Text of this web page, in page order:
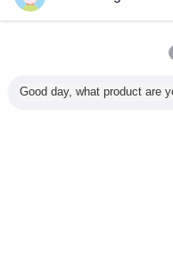
Copyright © 2016 - 2026
Good day, what product are